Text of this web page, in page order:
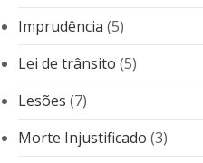
Imprudência (5)
Lei de trânsito (5)
Lesões (7)
Morte Injustificado (3)